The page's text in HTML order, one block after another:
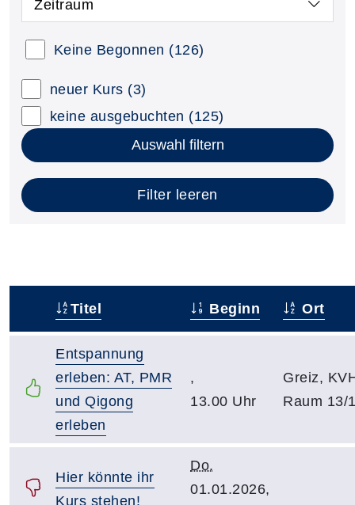
Zeitraum
Keine Begonnen (126)
neuer Kurs (3)
keine ausgebuchten (125)
Auswahl filtern
Filter leeren
Titel Beginn Ort
Entspannung
erleben: AT, PMR
und Qigong
erleben
,
13.00 Uhr
Greiz,
Raum 13/
Hier könnte ihr
Kurs stehen!
Do.
01.01.2026,